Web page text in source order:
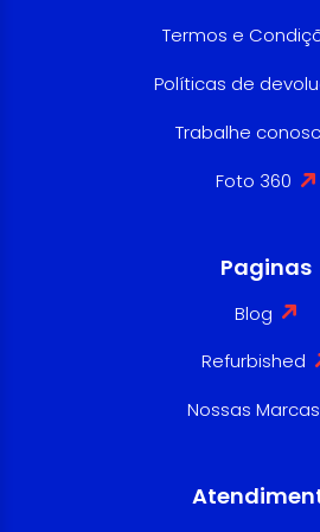
Termos e
Políticas de
Trabalhe
Foto 360
Paginas
Blog
Refurbished
Nossas Marcas